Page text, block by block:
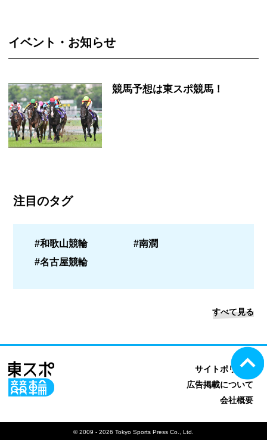
イベント・お知らせ
競馬予想は東スポ競馬！
注目のタグ
#和歌山競輪
#南潤
#名古屋競輪
すべて見る
サイトポリシー
広告掲載について
会社概要
© 2009 - 2026 Tokyo Sports Press Co., Ltd.